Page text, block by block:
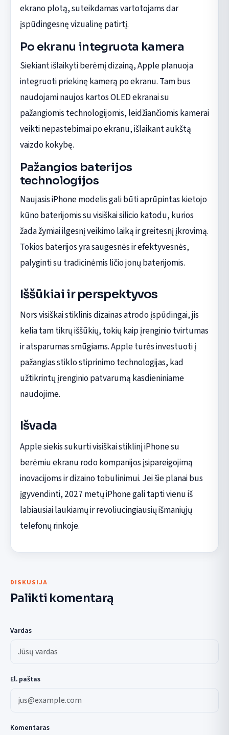
ekrano plotą, suteikdamas vartotojams dar
įspūdingesnę vizualinę patirtį.
Po ekranu integruota kamera
Siekiant išlaikyti berėmį dizainą, Apple planuoja
integruoti priekinę kamerą po ekranu. Tam bus
naudojami naujos kartos OLED ekranai su
pažangiomis technologijomis, leidžiančiomis kamerai
veikti nepastebimai po ekranu, išlaikant aukštą
vaizdo kokybę.
Pažangios baterijos
technologijos
Naujasis iPhone modelis gali būti aprūpintas kietojo
kūno baterijomis su visiškai silicio katodu, kurios
žada žymiai ilgesnį veikimo laiką ir greitesnį įkrovimą.
Tokios baterijos yra saugesnės ir efektyvesnės,
palyginti su tradicinėmis ličio jonų baterijomis.
Iššūkiai ir perspektyvos
Nors visiškai stiklinis dizainas atrodo įspūdingai, jis
kelia tam tikrų iššūkių, tokių kaip įrenginio tvirtumas
ir atsparumas smūgiams. Apple turės investuoti į
pažangias stiklo stiprinimo technologijas, kad
užtikrintų įrenginio patvarumą kasdieniniame
naudojime.
Išvada
Apple siekis sukurti visiškai stiklinį iPhone su
berėmiu ekranu rodo kompanijos įsipareigojimą
inovacijoms ir dizaino tobulinimui. Jei šie planai bus
įgyvendinti, 2027 metų iPhone gali tapti vienu iš
labiausiai laukiamų ir revoliucingiausių išmaniųjų
telefonų rinkoje.
DISKUSIJA
Palikti komentarą
Vardas
El. paštas
Komentaras